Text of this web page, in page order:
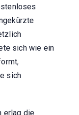
sich wie ein
sich
erlag die